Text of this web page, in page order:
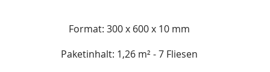
Format: 300 x 600 x 10 mm
Paketinhalt: 1,26 m² - 7 Fliesen